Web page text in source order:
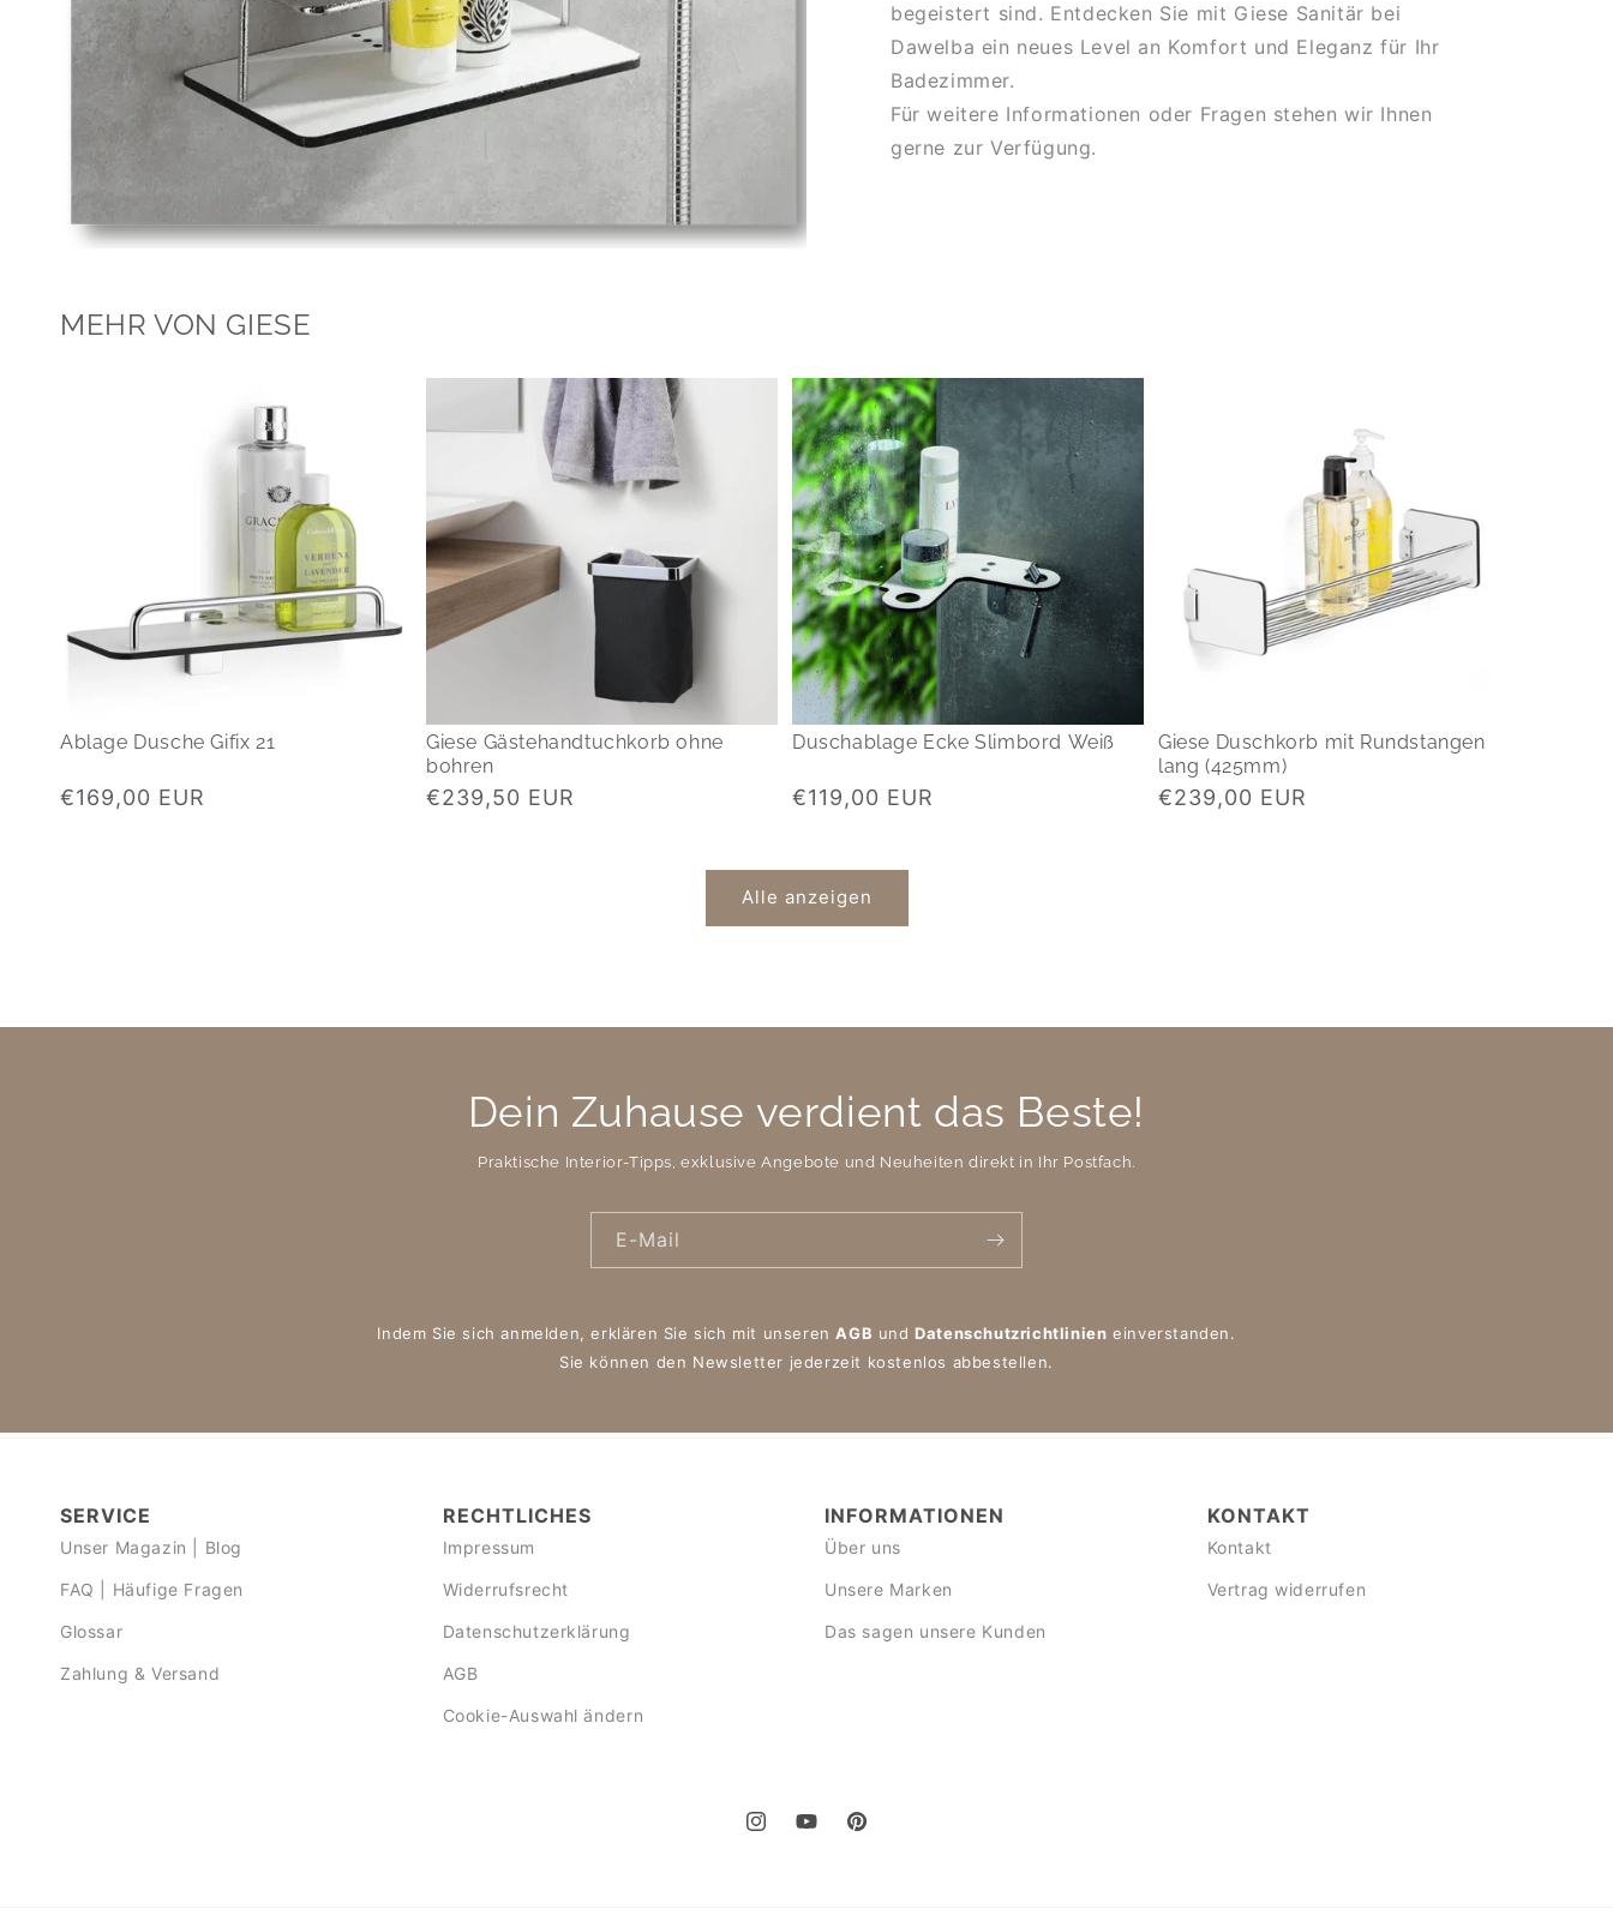
begeistert sind. Entdecken Sie mit Giese Sanitär bei
Dawelba ein neues Level an Komfort und Eleganz für Ihr
Badezimmer.
Für weitere Informationen oder Fragen stehen wir Ihnen
gerne zur Verfügung.
MEHR VON GIESE
Ablage Dusche Gifix 21
Normaler
€169,00 EUR
Giese Gästehandtuchkorb ohne
bohren
Normaler
€239,50 EUR
Duschablage Ecke Slimbord Weiß
Normaler
€119,00 EUR
Giese Duschkorb mit Rundstangen
lang (425mm)
Normaler
€239,00 EUR
Alle anzeigen
Dein Zuhause verdient das Beste!
Praktische Interior-Tipps, exklusive Angebote und Neuheiten direkt in Ihr Postfach.
E-Mail
Indem Sie sich anmelden, erklären Sie sich mit unserenAGB undDatenschutzrichtlinien einverstanden.
Sie können den Newsletter jederzeit kostenlos abbestellen.
SERVICE
Unser Magazin | Blog
FAQ | Häufige Fragen
Glossar
Zahlung & Versand
RECHTLICHES
Impressum
Widerrufsrecht
Datenschutzerklärung
AGB
Cookie-Auswahl ändern
INFORMATIONEN
Über uns
Unsere Marken
Das sagen unsere Kunden
KONTAKT
Kontakt
Vertrag widerrufen
InstagramYouTubePinterest